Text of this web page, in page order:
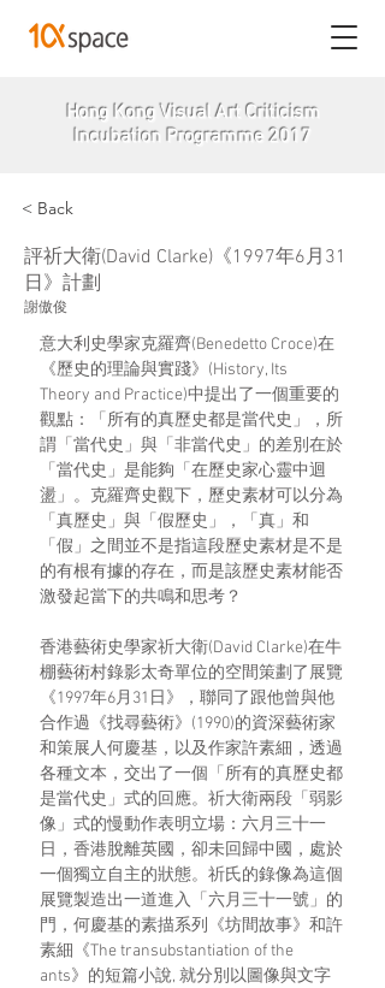
Hong Kong Visual Art Criticism
Incubation Programme 2017
< Back
評祈大衛(David Clarke)《1997年6月31
日》計劃
謝傲俊
意大利史學家克羅齊(Benedetto Croce)在
《歷史的理論與實踐》(History, Its
Theory and Practice)中提出了一個重要的
觀點：「所有的真歷史都是當代史」，所
謂「當代史」與「非當代史」的差別在於
「當代史」是能夠「在歷史家心靈中迴
盪」。克羅齊史觀下，歷史素材可以分為
「真歷史」與「假歷史」，「真」和
「假」之間並不是指這段歷史素材是不是
的有根有據的存在，而是該歷史素材能否
激發起當下的共鳴和思考？
香港藝術史學家祈大衛(David Clarke)在牛
棚藝術村錄影太奇單位的空間策劃了展覽
《1997年6月31日》，聯同了跟他曾與他
合作過《找尋藝術》(1990)的資深藝術家
和策展人何慶基，以及作家許素細，透過
各種文本，交出了一個「所有的真歷史都
是當代史」式的回應。祈大衛兩段「弱影
像」式的慢動作表明立場：六月三十一
日，香港脫離英國，卻未回歸中國，處於
一個獨立自主的狀態。祈氏的錄像為這個
展覽製造出一道進入「六月三十一號」的
門，何慶基的素描系列《坊間故事》和許
素細《The transubstantiation of the
ants》的短篇小說, 就分別以圖像與文字